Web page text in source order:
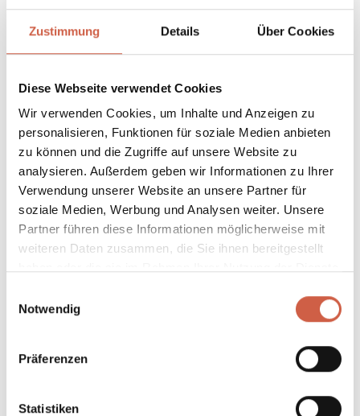
Zustimmung Details Über Cookies
Diese Webseite verwendet Cookies
Wir verwenden Cookies, um Inhalte und Anzeigen zu
personalisieren, Funktionen für soziale Medien anbieten
zu können und die Zugriffe auf unsere Website zu
analysieren. Außerdem geben wir Informationen zu Ihrer
Verwendung unserer Website an unsere Partner für
soziale Medien, Werbung und Analysen weiter. Unsere
Partner führen diese Informationen möglicherweise mit
weiteren Daten zusammen, die Sie ihnen bereitgestellt
Notwendig
Präferenzen
Statistiken
Rundgänge
DIWISA AG
Menznauerstrasse 23
CH-6130 Willisau
T+41 (0)41 972 73 60
Personal
DIWISA AG
Menznauerstrasse 23
CH-6130 Willisau
personal@diwisa.ch
T+41 (0)41 972 72 72